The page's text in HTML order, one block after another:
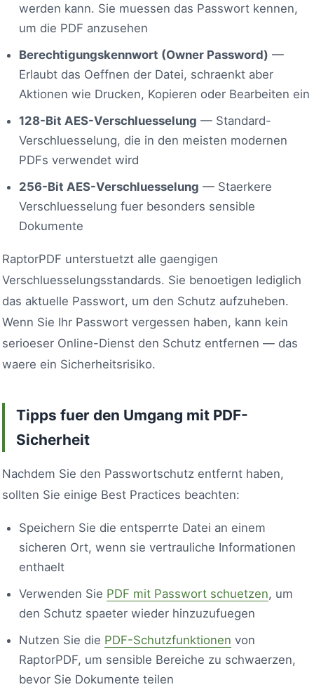
werden kann. Sie muessen das Passwort kennen,
um die PDF anzusehen
Berechtigungskennwort (Owner Password) —
Erlaubt das Oeffnen der Datei, schraenkt aber
Aktionen wie Drucken, Kopieren oder Bearbeiten ein
128-Bit AES-Verschluesselung — Standard-
Verschluesselung, die in den meisten modernen
PDFs verwendet wird
256-Bit AES-Verschluesselung — Staerkere
Verschluesselung fuer besonders sensible
Dokumente
RaptorPDF unterstuetzt alle gaengigen
Verschluesselungsstandards. Sie benoetigen lediglich
das aktuelle Passwort, um den Schutz aufzuheben.
Wenn Sie Ihr Passwort vergessen haben, kann kein
serioeser Online-Dienst den Schutz entfernen — das
waere ein Sicherheitsrisiko.
Tipps fuer den Umgang mit PDF-
Sicherheit
Nachdem Sie den Passwortschutz entfernt haben,
sollten Sie einige Best Practices beachten:
Speichern Sie die entsperrte Datei an einem
sicheren Ort, wenn sie vertrauliche Informationen
enthaelt
Verwenden Sie PDF mit Passwort schuetzen, um
den Schutz spaeter wieder hinzuzufuegen
Nutzen Sie die PDF-Schutzfunktionen von
RaptorPDF, um sensible Bereiche zu schwaerzen,
bevor Sie Dokumente teilen